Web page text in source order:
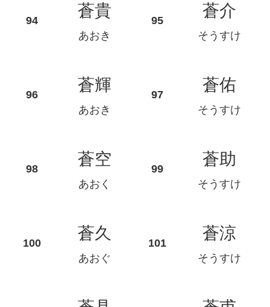
蒼貴
あおき
蒼介
そうすけ
蒼輝
あおき
蒼佑
そうすけ
蒼空
あおく
蒼助
そうすけ
蒼久
あおぐ
蒼涼
そうすけ